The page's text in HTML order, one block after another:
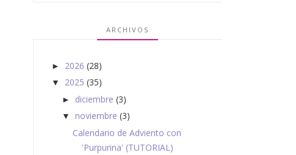
ARCHIVOS
► 2026 (28)
▼ 2025 (35)
► diciembre (3)
▼ noviembre (3)
Calendario de Adviento con
'Purpurina' (TUTORIAL)